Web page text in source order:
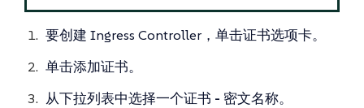
要创建 Ingress Controller，单击证书选项卡。
单击添加证书。
从下拉列表中选择一个证书 - 密文名称。